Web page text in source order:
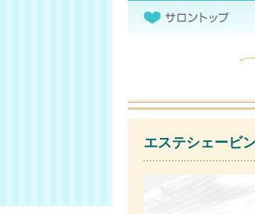
エステシェービ